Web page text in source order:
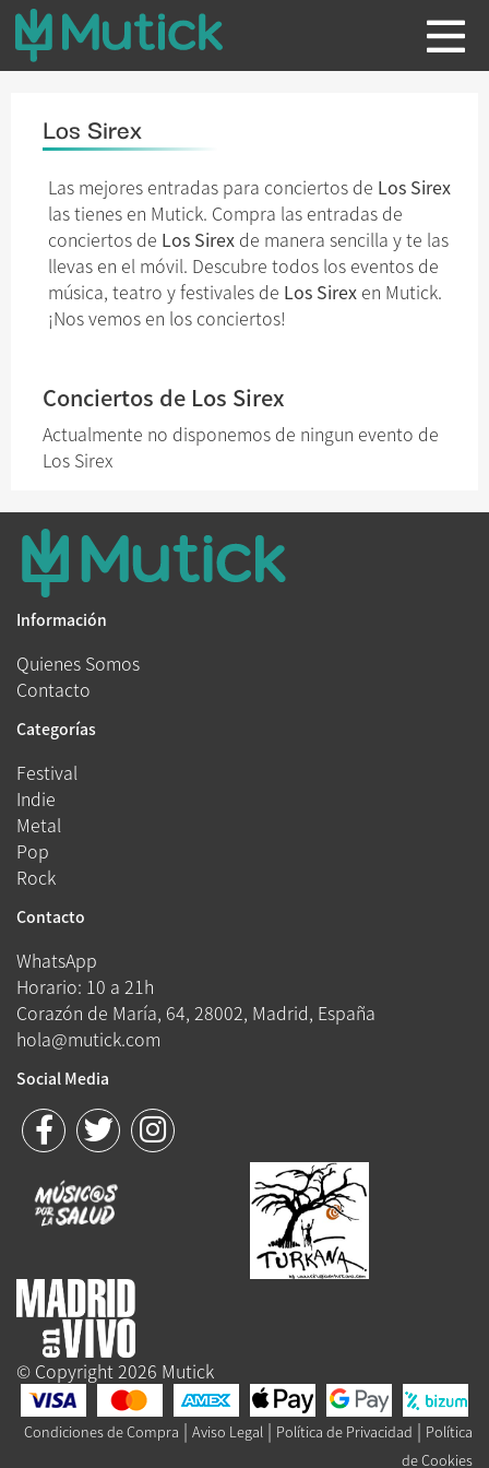
Los Sirex
Las mejores entradas para conciertos de Los Sirex
las tienes en Mutick. Compra las entradas de
conciertos de Los Sirex de manera sencilla y te las
llevas en el móvil. Descubre todos los eventos de
música, teatro y festivales de Los Sirex en Mutick.
¡Nos vemos en los conciertos!
Conciertos de Los Sirex
Actualmente no disponemos de ningun evento de
Los Sirex
Información
Quienes Somos
Contacto
Categorías
Festival
Indie
Metal
Pop
Rock
Contacto
WhatsApp
Horario: 10 a 21h
Corazón de María, 64, 28002, Madrid, España
hola@mutick.com
Social Media
© Copyright 2026 Mutick
Condiciones de Compra | Aviso Legal | Política de Privacidad | Política
de Cookies